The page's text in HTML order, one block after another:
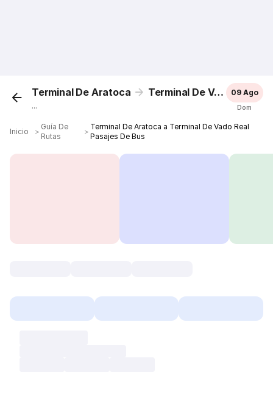
Terminal De Aratoca Terminal De Vado Real
...
09 Ago
Dom
Inicio ＞
Guía De
Rutas
＞
Terminal De Aratoca a Terminal De Vado Real
Pasajes De Bus